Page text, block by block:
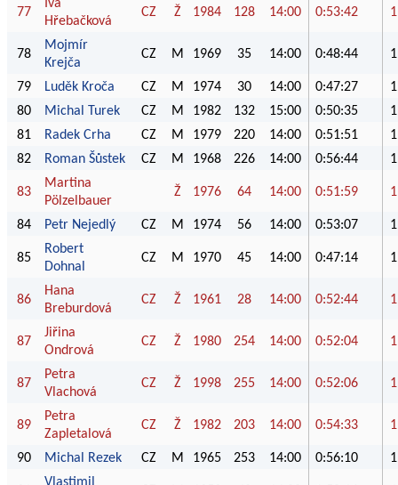
77
Iva
Hřebačková
CZ Ž 1984 128 14:00 0:53:42
78
Mojmír
Krejča
CZ M 1969 35 14:00 0:48:44
79 Luděk Kroča CZ M 1974 30 14:00 0:47:27
80
Michal Turek CZ M 1982 132 15:00 0:50:35
81
Radek Crha CZ M 1979 220 14:00 0:51:51
82
Roman Šůstek CZ M 1968 226 14:00 0:56:44
83
Martina
Pölzelbauer
Ž 1976 64 14:00 0:51:59
84 Petr Nejedlý CZ M 1974 56 14:00 0:53:07
85
Robert
Dohnal
CZ M 1970 45 14:00 0:47:14
86
Hana
Breburdová
CZ Ž 1961 28 14:00 0:52:44
87
Jiřina
Ondrová
CZ Ž 1980 254 14:00 0:52:04
87
Petra
Vlachová
CZ Ž 1998 255 14:00 0:52:06
89
Petra
Zapletalová
CZ Ž 1982 203 14:00 0:54:33
90 Michal Rezek CZ M 1965 253 14:00 0:56:10
Vlastimil